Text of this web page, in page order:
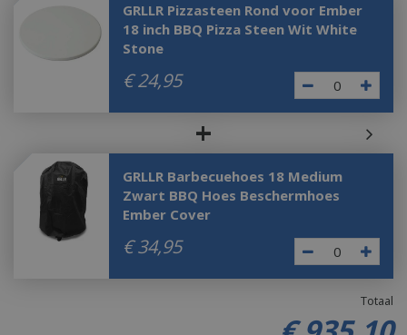
GRLLR Pizzasteen Rond voor Ember
18 inch BBQ Pizza Steen Wit White
Stone
€ 24,95
+
GRLLR Barbecuehoes 18 Medium
Zwart BBQ Hoes Beschermhoes
Ember Cover
€ 34,95
Totaal